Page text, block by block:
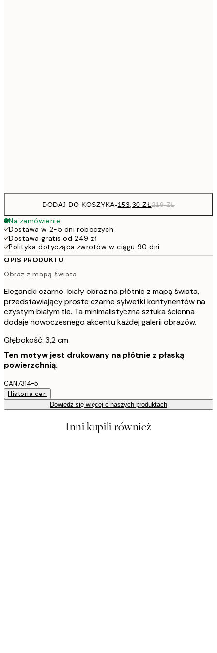
DODAJ DO KOSZYKA-153,30 ZŁ219 ZŁ
Na zamówienie
Dostawa w 2-5 dni roboczych
Dostawa gratis od 249 zł
Polityka dotycząca zwrotów w ciągu 90 dni
OPIS PRODUKTU
Obraz z mapą świata
Elegancki czarno-biały obraz na płótnie z mapą świata,
przedstawiający proste czarne sylwetki kontynentów na
czystym białym tle. Ta minimalistyczna sztuka ścienna
dodaje nowoczesnego akcentu każdej galerii obrazów.
Głębokość: 3,2 cm
Ten motyw jest drukowany na płótnie z płaską
powierzchnią.
CAN7314-5
Historia cen
Dowiedz się więcej o naszych produktach
Inni kupili również